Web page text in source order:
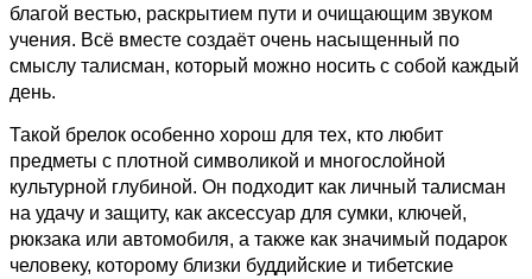
благой вестью, раскрытием пути и очищающим звуком
учения. Всё вместе создаёт очень насыщенный по
смыслу талисман, который можно носить с собой каждый
день.
Такой брелок особенно хорош для тех, кто любит
предметы с плотной символикой и многослойной
культурной глубиной. Он подходит как личный талисман
на удачу и защиту, как аксессуар для сумки, ключей,
рюкзака или автомобиля, а также как значимый подарок
человеку, которому близки буддийские и тибетские